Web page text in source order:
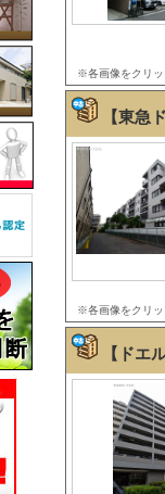
※各画像をクリッ
【東急
※各画像をクリッ
【ドエ